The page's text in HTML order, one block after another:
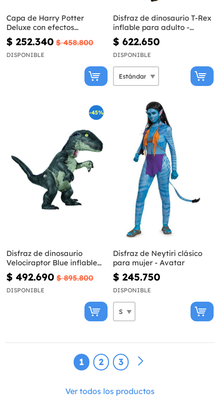
Capa de Harry Potter
Deluxe con efectos
especiales
$ 252.340 $ 458.800
DISPONIBLE
Disfraz de dinosaurio T-Rex
inflable para adulto -
Jurassic World
$ 622.650
DISPONIBLE
-45%
Disfraz de dinosaurio
Velociraptor Blue inflable
prestige para adulto -
Jurassic World
$ 492.690 $ 895.800
DISPONIBLE
Disfraz de Neytiri clásico
para mujer - Avatar
$ 245.750
DISPONIBLE
1 2 3
Ver todos los productos